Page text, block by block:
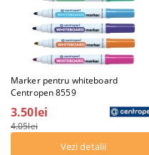
Marker pentru whiteboard
Centropen 8559
3.50lei
4.05lei
Vezi detalii